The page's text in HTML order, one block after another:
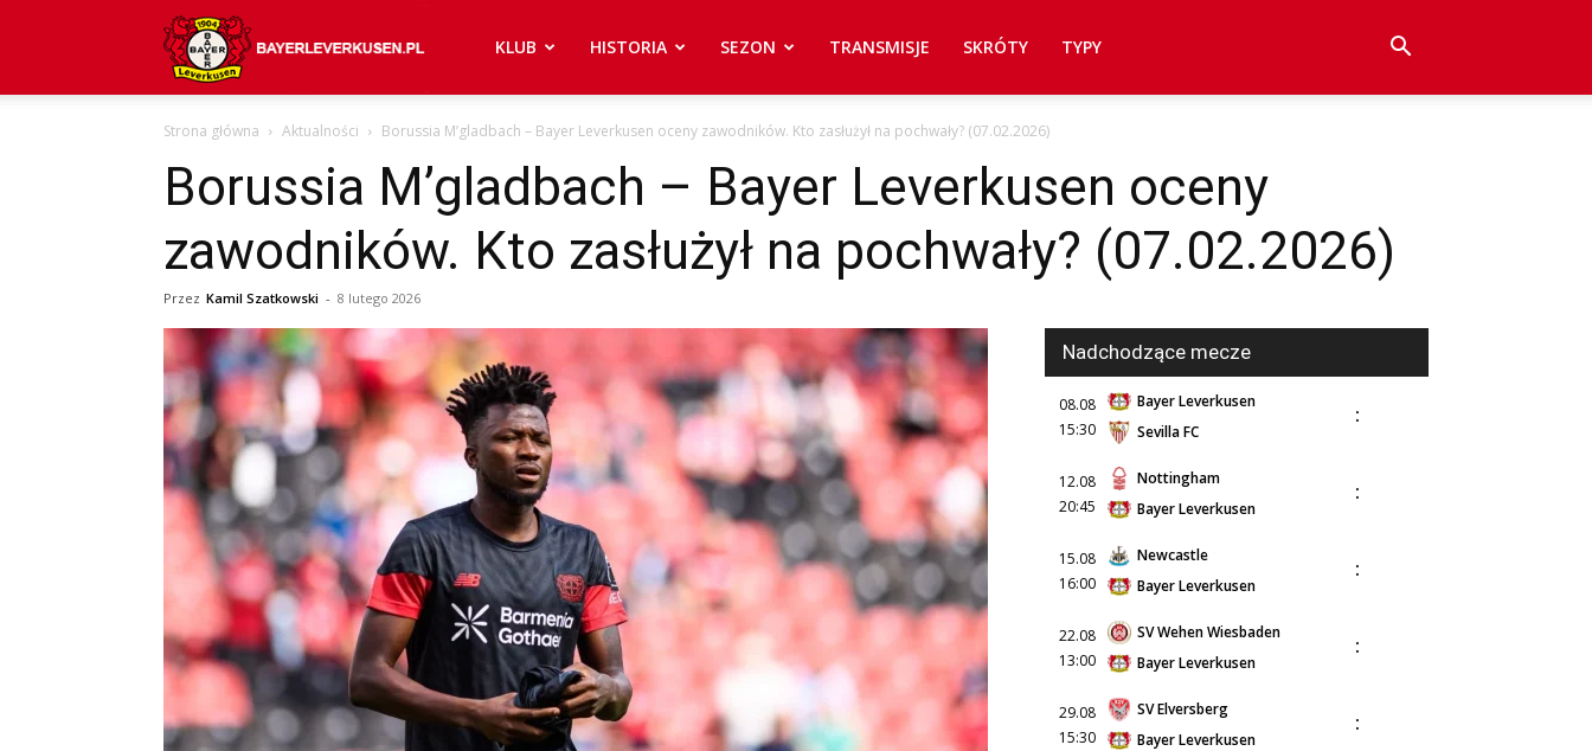
04
Leverkusen
–
aktualności
(transfery,
mecze,
skład)
KLUB HISTORIA SEZON TRANSMISJE SKRÓTY TYPY
Strona główna Aktualności Borussia M’gladbach – Bayer Leverkusen oceny zawodników. Kto zasłużył na pochwały? (07.02.2026)
Borussia M’gladbach – Bayer Leverkusen oceny
zawodników. Kto zasłużył na pochwały? (07.02.2026)
Przez Kamil Szatkowski - 8 lutego 2026
Nadchodzące mecze
08.08
15:30
Bayer Leverkusen
Sevilla FC
:
12.08
20:45
Nottingham
Bayer Leverkusen
:
15.08
16:00
Newcastle
Bayer Leverkusen
:
22.08
13:00
SV Wehen Wiesbaden
Bayer Leverkusen
:
29.08
15:30
SV Elversberg
Bayer Leverkusen
: